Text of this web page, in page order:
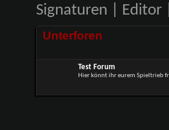
Signaturen | Editor
Unterforen
Test Forum
Hier könnt ihr eurem Spieltrieb